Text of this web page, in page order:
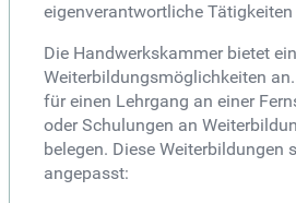
eigenverantwortliche
Die Handwerkskammer bietet
Weiterbildungsmöglichkeiten
für einen Lehrgang an einer
oder Schulungen an
belegen. Diese Weiterbildungen
angepasst: